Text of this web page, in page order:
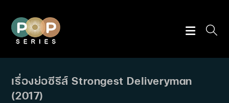
content
เรื่องย่อซีรีส์ Strongest Deliveryman
(2017)